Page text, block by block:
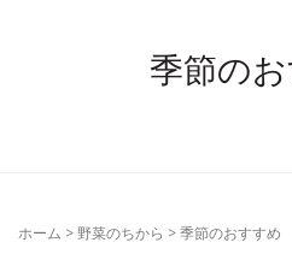
季節の
ホーム > 野菜のちから >季節のおすすめ